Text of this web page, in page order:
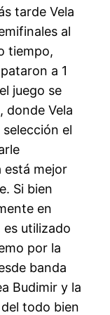
tarde Vela
al
tiempo,
a 1
juego se
donde Vela
el
está mejor
Si bien
en
utilizado
por la
banda
Budimir y la
todo bien